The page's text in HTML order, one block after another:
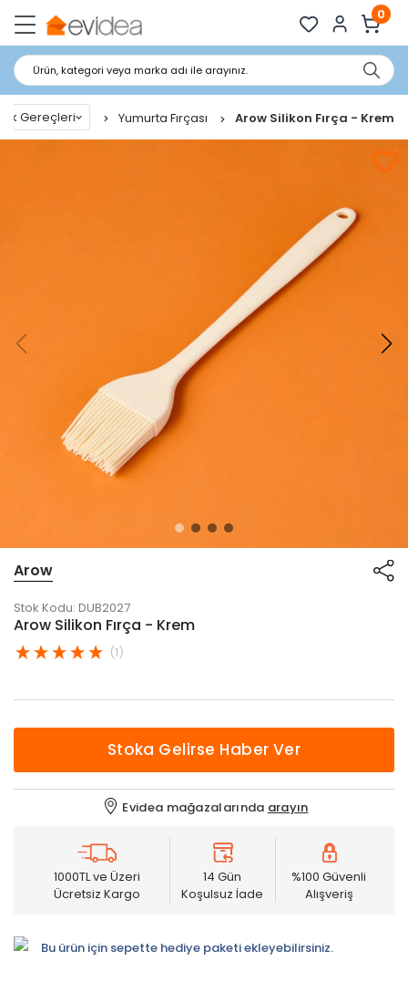
0
Ürün, kategori veya marka adı ile arayınız.
Gereçleri Yumurta Fırçası Arow Silikon Fırça - Krem
Arow
Stok Kodu: DUB2027
Arow Silikon Fırça - Krem
(1)
Stoka Gelirse Haber Ver
Evidea mağazalarında arayın
1000TL ve Üzeri
Ücretsiz Kargo
14 Gün
Koşulsuz İade
%100 Güvenli
Alışveriş
Bu ürün için sepette hediye paketi ekleyebilirsiniz.